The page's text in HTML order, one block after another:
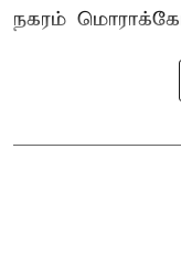
நகரம்